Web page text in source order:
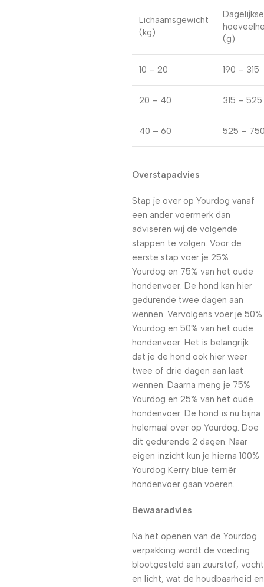
Lichaamsgewicht
(kg)
Dagelijkse
(g)
10 – 20 190 – 315
20 – 40 315 – 525
40 – 60 525 –
Overstapadvies
Stap je over op Yourdog vanaf
een ander voermerk dan
adviseren wij de volgende
stappen te volgen. Voor de
eerste stap voer je 25%
Yourdog en 75% van het oude
hondenvoer. De hond kan hier
gedurende twee dagen aan
wennen. Vervolgens voer je 50%
Yourdog en 50% van het oude
hondenvoer. Het is belangrijk
dat je de hond ook hier weer
twee of drie dagen aan laat
wennen. Daarna meng je 75%
Yourdog en 25% van het oude
hondenvoer. De hond is nu bijna
helemaal over op Yourdog. Doe
dit gedurende 2 dagen. Naar
eigen inzicht kun je hierna 100%
Yourdog Kerry blue terriër
hondenvoer gaan voeren.
Bewaaradvies
Na het openen van de Yourdog
verpakking wordt de voeding
blootgesteld aan zuurstof, vocht
en licht, wat de houdbaarheid en